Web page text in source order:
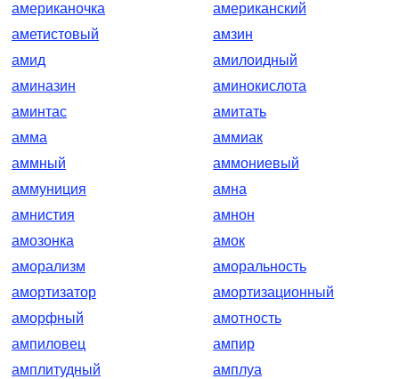
американочка
американский
аметистовый
амзин
амид
амилоидный
аминазин
аминокислота
аминтас
амитать
амма
аммиак
аммный
аммониевый
аммуниция
амна
амнистия
амнон
амозонка
амок
аморализм
аморальность
амортизатор
амортизационный
аморфный
амотность
ампиловец
ампир
амплитудный
амплуа